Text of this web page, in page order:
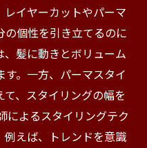
イヤーカットやパーマ
の個性を引き立てるのに
髪に動きとボリューム
。一方、パーマスタイ
、スタイリングの幅を
によるスタイリングテク
例えば、トレンドを意識